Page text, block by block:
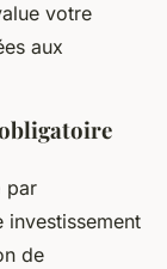
votre
aux
par
de